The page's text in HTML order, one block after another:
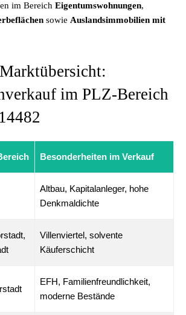
im Bereich Eigentumswohnungen,
sowie Auslandsimmobilien mit
im PLZ-Bereich
Besonderheiten im Verkauf
Altbau, Kapitalanleger, hohe
Denkmaldichte
Villenviertel, solvente
Käuferschicht
EFH, Familienfreundlichkeit,
moderne Bestände